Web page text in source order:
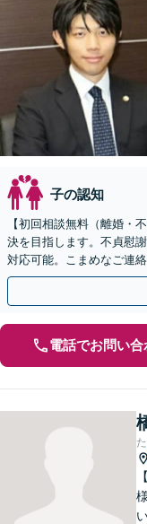
子の認知
【初回相談無料（離婚・
決を目指します。不貞慰
対応可能。こまめなご連
【分割払い可能】
電話でお問い合